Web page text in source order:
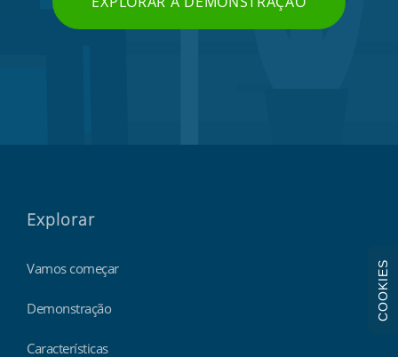
Explorar
Vamos começar
Demonstração
Características
COOKIES